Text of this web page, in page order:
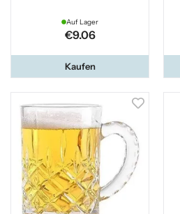
Auf Lager
€9.06
Kaufen